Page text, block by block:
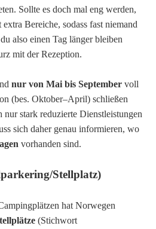
Sollte es doch mal eng werden,
Bereiche, sodass fast niemand
also einen Tag länger bleiben
mit der Rezeption.
nur von Mai bis September voll
(bes. Oktober–April) schließen
stark reduzierte Dienstleistungen
sich daher genau informieren, wo
vorhanden sind.
Stellplatz)
hat Norwegen
(Stichwort